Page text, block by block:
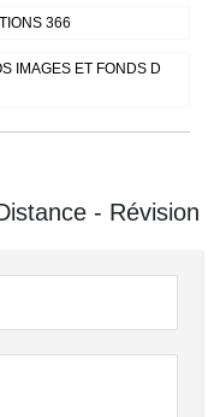
366
IMAGES ET FONDS D
- Révision